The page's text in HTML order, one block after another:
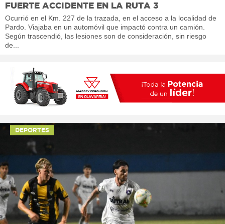
FUERTE ACCIDENTE EN LA RUTA 3
Ocurrió en el Km. 227 de la trazada, en el acceso a la localidad de
Pardo. Viajaba en un automóvil que impactó contra un camión.
Según trascendió, las lesiones son de consideración, sin riesgo
de...
DEPORTES